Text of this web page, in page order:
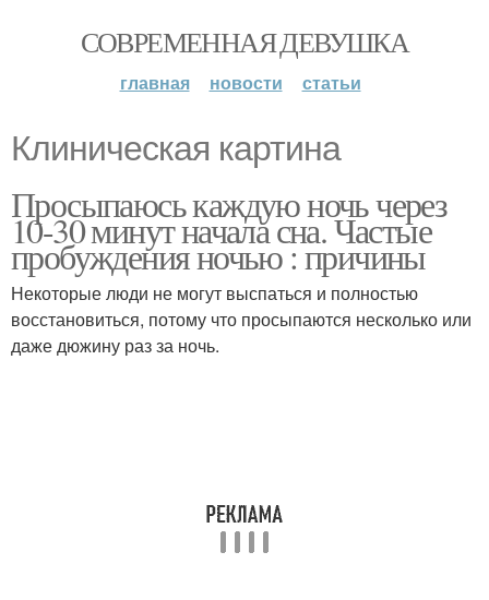
СОВРЕМЕННАЯ ДЕВУШКА
главная новости статьи
Клиническая картина
Просыпаюсь каждую ночь через
10-30 минут начала сна. Частые
пробуждения ночью : причины
Некоторые люди не могут выспаться и полностью
восстановиться, потому что просыпаются несколько или
даже дюжину раз за ночь.